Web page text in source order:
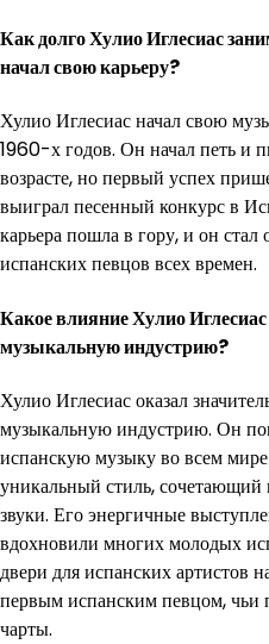
Как долго Хулио Иглесиас
начал свою карьеру?
Хулио Иглесиас начал свою
1960-х годов. Он начал петь и
возрасте, но первый успех
выиграл песенный конкурс в
карьера пошла в гору, и он
испанских певцов всех времен.
Какое влияние Хулио
музыкальную индустрию?
Хулио Иглесиас оказал
музыкальную индустрию. Он
испанскую музыку во всем
уникальный стиль,
звуки. Его энергичные
вдохновили многих молодых
двери для испанских артистов
первым испанским певцом, чьи
чарты.